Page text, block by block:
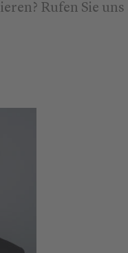
Rufen Sie uns